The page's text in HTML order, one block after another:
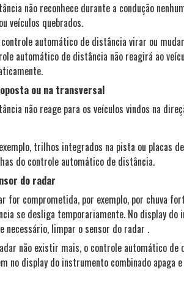
não reconhece durante a condução
veículos quebrados.
automático de distância virar ou
automático de distância não reagirá ao
ou na transversal
não reage para os veículos vindos na
trilhos integrados na pista ou placas
do controle automático de distância.
do radar
for comprometida, por exemplo, por chuva
se desliga temporariamente. No display do
necessário, limpar o sensor do radar .
não existir mais, o controle automático de
no display do instrumento combinado apaga